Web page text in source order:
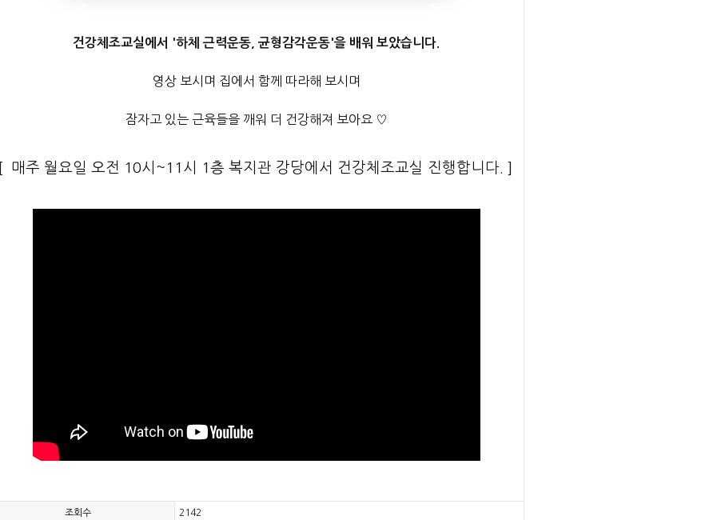
건강체조교실에서 '하체 근력운동, 균형감각운동'을 배워 보았습니다.
영상 보시며 집에서 함께 따라해 보시며
잠자고 있는 근육들을 깨워 더 건강해져 보아요 ♡
[ 매주 월요일 오전 10시~11시 1층 복지관 강당에서 건강체조교실 진행합니다. ]
조회수 2142